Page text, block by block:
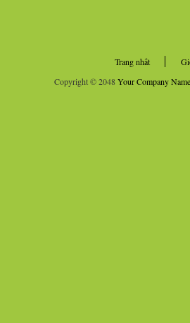
Trang nhất
Copyright © 2048Your Company Name